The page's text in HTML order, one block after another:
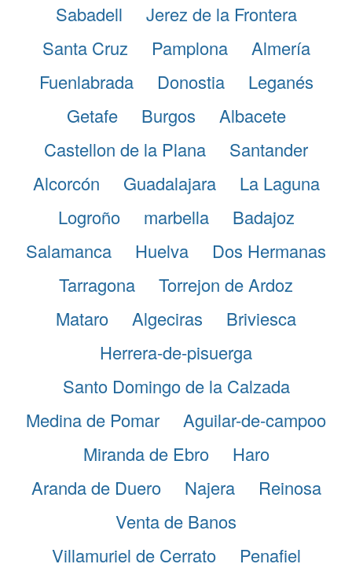
Sabadell
Jerez de la Frontera
Santa Cruz
Pamplona
Almería
Fuenlabrada
Donostia
Leganés
Getafe
Burgos
Albacete
Castellon de la Plana
Santander
Alcorcón
Guadalajara
La Laguna
Logroño
marbella
Badajoz
Salamanca
Huelva
Dos Hermanas
Tarragona
Torrejon de Ardoz
Mataro
Algeciras
Briviesca
Herrera-de-pisuerga
Santo Domingo de la Calzada
Medina de Pomar
Aguilar-de-campoo
Miranda de Ebro
Haro
Aranda de Duero
Najera
Reinosa
Venta de Banos
Villamuriel de Cerrato
Penafiel